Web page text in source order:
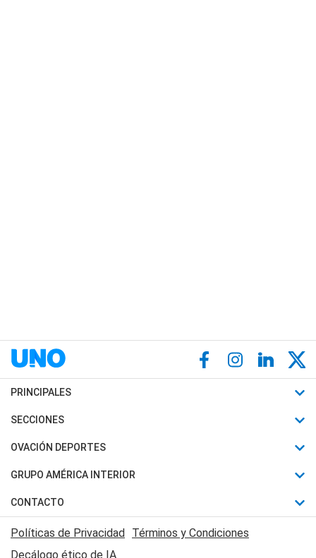
PRINCIPALES
Últimas Noticias
Política
Judiciales
Economia
SECCIONES
Horóscopo
Motores
Trucos caseros
Series y Películas
OVACIÓN DEPORTES
Fútbol
Mundial
Automovilismo
Rugby
GRUPO AMÉRICA INTERIOR
Canal 7 en Vivo
CONTACTO
Acerca de Nosotros
Contactanos
Políticas de Privacidad Términos y Condiciones
Decálogo ético de IA